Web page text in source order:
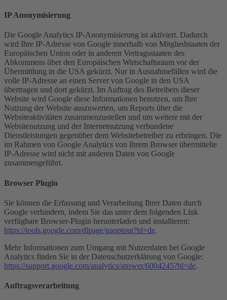
IP Anonymisierung
Die Google Analytics IP-Anonymisierung ist aktiviert. Dadurch
wird Ihre IP-Adresse von Google innerhalb von Mitgliedstaaten der
Europäischen Union oder in anderen Vertragsstaaten des
Abkommens über den Europäischen Wirtschaftsraum vor der
Übermittlung in die USA gekürzt. Nur in Ausnahmefällen wird die
volle IP-Adresse an einen Server von Google in den USA
übertragen und dort gekürzt. Im Auftrag des Betreibers dieser
Website wird Google diese Informationen benutzen, um Ihre
Nutzung der Website auszuwerten, um Reports über die
Websiteaktivitäten zusammenzustellen und um weitere mit der
Websitenutzung und der Internetnutzung verbundene
Dienstleistungen gegenüber dem Websitebetreiber zu erbringen. Die
im Rahmen von Google Analytics von Ihrem Browser übermittelte
IP-Adresse wird nicht mit anderen Daten von Google
zusammengeführt.
Browser Plugin
Sie können die Erfassung und Verarbeitung Ihrer Daten durch
Google verhindern, indem Sie das unter dem folgenden Link
verfügbare Browser-Plugin herunterladen und installieren:
https://tools.google.com/dlpage/gaoptout?hl=de.
Mehr Informationen zum Umgang mit Nutzerdaten bei Google
Analytics finden Sie in der Datenschutzerklärung von Google:
https://support.google.com/analytics/answer/6004245?hl=de.
Auftragsverarbeitung